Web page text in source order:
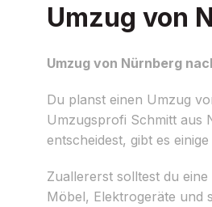
Umzug von
Umzug von Nürnberg
Du planst einen Umzug
Umzugsprofi Schmitt aus
entscheidest, gibt es
Zuallererst solltest du
Möbel, Elektrogeräte und